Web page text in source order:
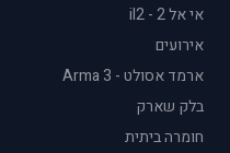
אי אל 2 - il2
אירועים
ארמד אסולט - Arma 3
בלק שארק
חומרה ביתית